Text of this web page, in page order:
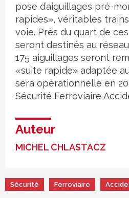
pose d’aiguillages pré-
rapides», véritables
voie. Près du quart de
seront destinés au
175 aiguillages seront
«suite rapide» adaptée
sera opérationnelle en
Sécurité Ferroviaire
Auteur
MICHEL CHLASTACZ
Sécurité Ferroviaire